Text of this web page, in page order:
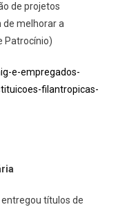
de projetos
de melhorar a
Patrocínio)
e-empregados-
filantropicas-
entregou títulos de